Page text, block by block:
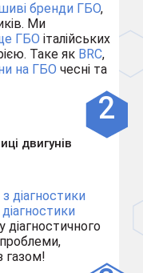
бренди ГБО,
Ми
ГБО італійських
Таке як BRC,
на ГБО чесні та
двигунів
діагностики
діагностики
газом!